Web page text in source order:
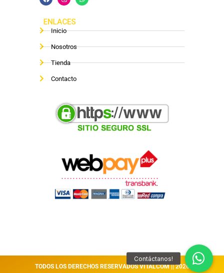
ENLACES
Inicio
Nosotros
Tienda
Contacto
TODOS LOS DERECHOS RESERVADOS VITALCOM || 2026